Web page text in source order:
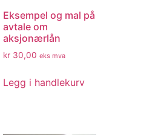
Eksempel og mal på
avtale om
aksjonærlån
kr 30,00 eks mva
Legg i handlekurv